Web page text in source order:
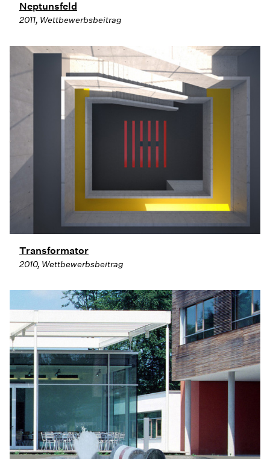
Neptunsfeld
2011, Wettbewerbsbeitrag
Transformator
2010, Wettbewerbsbeitrag